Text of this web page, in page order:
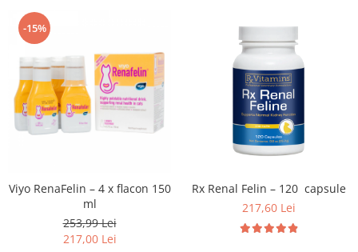
-15%
Viyo RenaFelin – 4 x flacon 150
ml
253,99 Lei
217,00 Lei
Rx Renal Felin – 120 capsule
217,60 Lei